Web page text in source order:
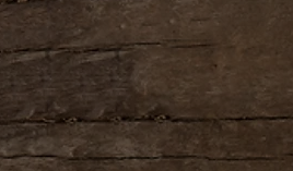
- ein "Geldtaschen-
großes, extrem stabiles
an Wechselgeld